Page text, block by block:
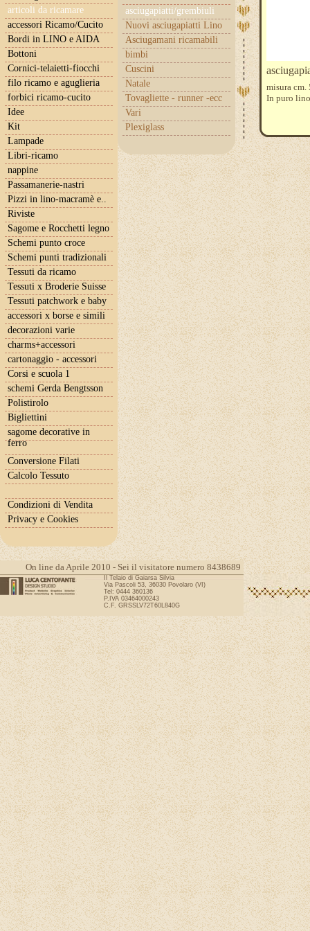
articoli da ricamare
asciugapiatti/grembiuli
Nuovi asciugapiatti Lino
Asciugamani ricamabili
bimbi
Cuscini
Natale
Tovagliette - runner -ecc
Vari
Plexiglass
accessori Ricamo/Cucito
Bordi in LINO e AIDA
Bottoni
Cornici-telaietti-fiocchi
filo ricamo e aguglieria
forbici ricamo-cucito
Idee
Kit
Lampade
Libri-ricamo
nappine
Passamanerie-nastri
Pizzi in lino-macramè e..
Riviste
Sagome e Rocchetti legno
Schemi punto croce
Schemi punti tradizionali
Tessuti da ricamo
Tessuti x Broderie Suisse
Tessuti patchwork e baby
accessori x borse e simili
decorazioni varie
charms+accessori
cartonaggio - accessori
Corsi e scuola 1
schemi Gerda Bengtsson
Polistirolo
Bigliettini
sagome decorative in
ferro
Conversione Filati
Calcolo Tessuto
Condizioni di Vendita
Privacy e Cookies
misura cm.
In puro
On line da Aprile 2010 - Sei il visitatore numero 8438689
Il Telaio di Gaiarsa Silvia
Via Pascoli 53, 36030 Povolaro (VI)
Tel: 0444 360136
P.IVA 03464000243
C.F. GRSSLV72T60L840G